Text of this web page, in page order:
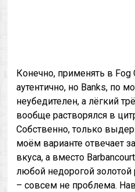
Конечно, применять в
аутентично, но Banks, по
неубедителен, а лёгкий
вообще растворялся в
Собственно, только
моём варианте отвечает
вкуса, а вместо
любой недорогой золотой
– совсем не проблема.